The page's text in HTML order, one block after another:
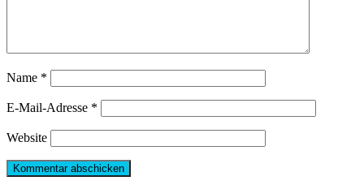
Name *
E-Mail-Adresse *
Website